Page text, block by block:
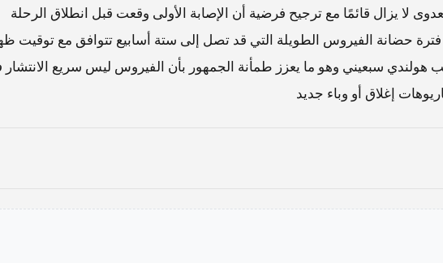
لا يزال قائمًا مع ترجيح فرضية أن الإصابة الأولى وقعت قبل انطلاق الرحلة
حضانة الفيروس الطويلة التي قد تصل إلى ستة أسابيع تتوافق مع توقيت
هولندي سبعيني وهو ما يعزز طمأنة الجمهور بأن الفيروس ليس سريع
إغلاق أو وباء جديد